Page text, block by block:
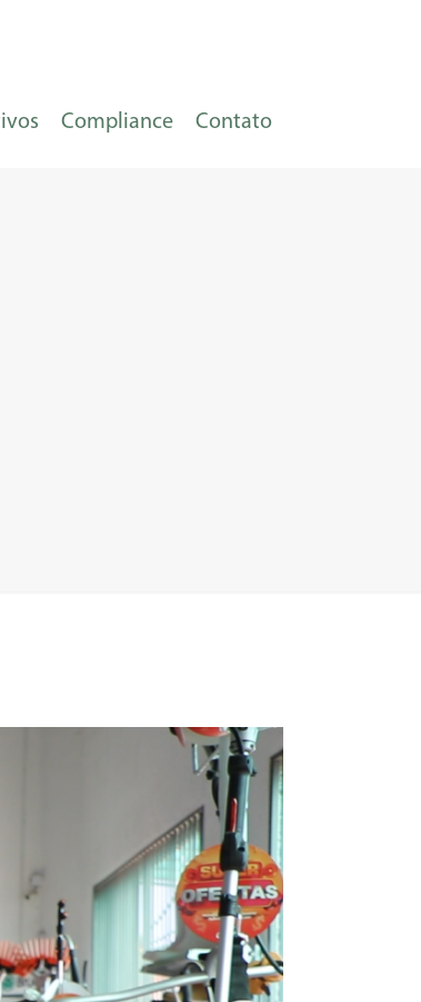
Compliance Contato